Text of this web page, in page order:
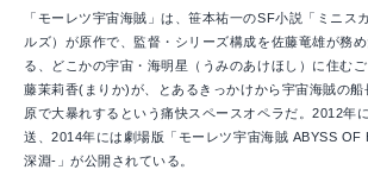
「モーレツ宇宙海賊」は、笹本祐一のSF小説「ミニス
ルズ）が原作で、監督・シリーズ構成を佐藤竜雄が務
る、どこかの宇宙・海明星（うみのあけほし）に住む
藤茉莉香(まりか)が、とあるきっかけから宇宙海賊の船
原で大暴れするという痛快スペースオペラだ。2012年
送、2014年には劇場版「モーレツ宇宙海賊 ABYSS OF
深淵-」が公開されている。